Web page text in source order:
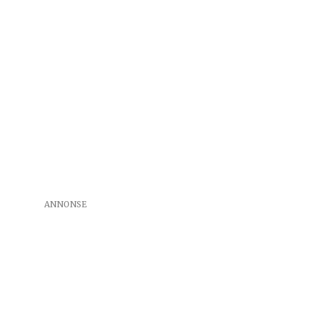
ANNONSE